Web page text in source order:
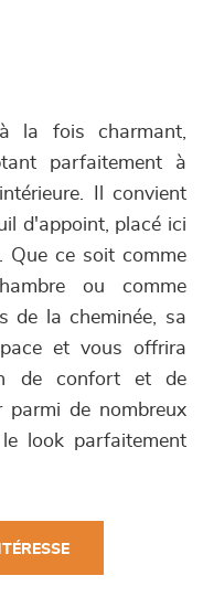
la fois charmant,
parfaitement à
Il convient
d'appoint, placé ici
Que ce soit comme
ou comme
de la cheminée, sa
et vous offrira
de confort et de
parmi de nombreux
look parfaitement